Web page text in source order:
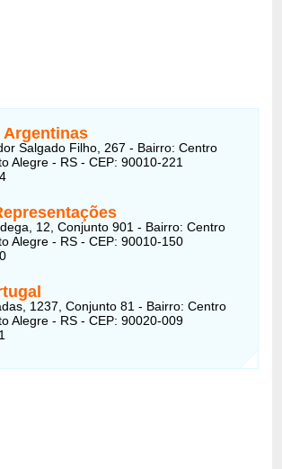
Argentinas
Salgado Filho, 267 - Bairro: Centro
Alegre - RS - CEP: 90010-221
12, Conjunto 901 - Bairro: Centro
Alegre - RS - CEP: 90010-150
1237, Conjunto 81 - Bairro: Centro
Alegre - RS - CEP: 90020-009